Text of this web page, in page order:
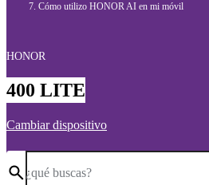
Cómo utilizo HONOR AI en mi móvil
HONOR
400 LITE
Cambiar dispositivo
¿qué buscas?